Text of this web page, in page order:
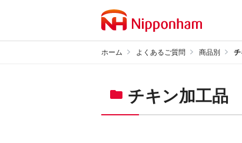
ホーム よくあるご質問 商品別
チキン加工品